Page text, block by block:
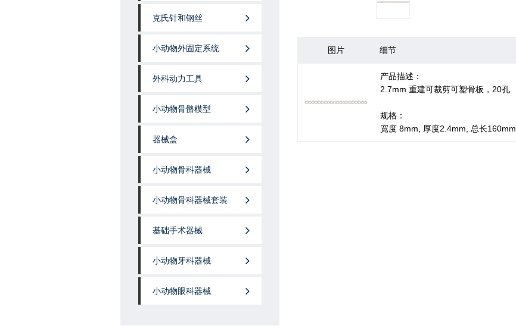
克氏针和钢丝
小动物外固定系统
外科动力工具
小动物骨骼模型
器械盒
小动物骨科器械
小动物骨科器械套装
基础手术器械
小动物牙科器械
小动物眼科器械
图片 细节
产品描述：
2.7mm 重建可裁剪可塑骨板，20孔
规格：
宽度 8mm, 厚度2.4mm, 总长160mm